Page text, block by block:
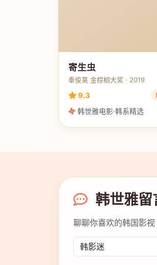
寄生虫
奉俊昊 金棕榈大奖 · 2019
9.3
韩世雅电影·韩系精选
韩世雅留
聊聊你喜欢的韩国影视